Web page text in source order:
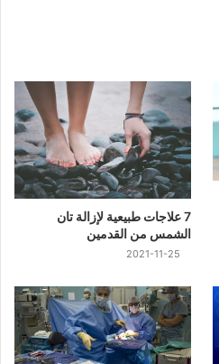
7 علاجات طبيعية لإزالة تان
الشمس من القدمين
2021-11-25